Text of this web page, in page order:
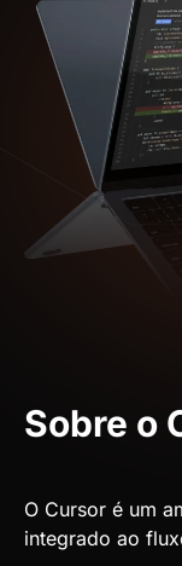
Sobre o
O Cursor é um
integrado ao